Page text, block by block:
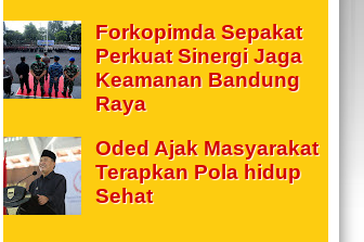
Forkopimda Sepakat
Perkuat Sinergi Jaga
Keamanan Bandung
Raya
Oded Ajak Masyarakat
Terapkan Pola hidup
Sehat